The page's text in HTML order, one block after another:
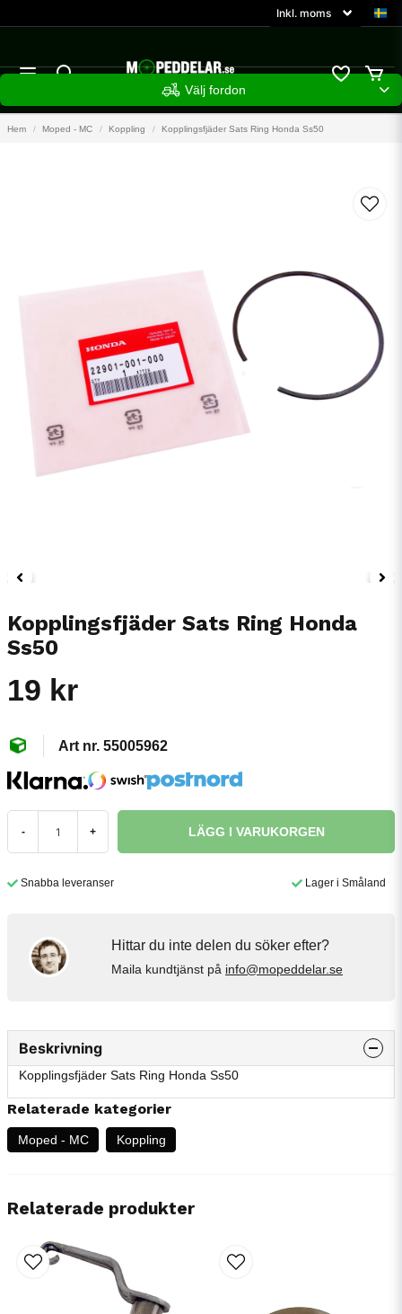
Välj fordon
Hem Moped - MC Koppling Kopplingsfjäder Sats Ring Honda Ss50
Kopplingsfjäder Sats Ring Honda
Ss50
19 kr
55005962
- + LÄGG I VARUKORGEN
Snabba leveranser Lager i Småland
Hittar du inte delen du söker efter?
Maila kundtjänst på info@mopeddelar.se
Beskrivning
Kopplingsfjäder Sats Ring Honda Ss50
Relaterade kategorier
Moped - MC Koppling
Relaterade produkter